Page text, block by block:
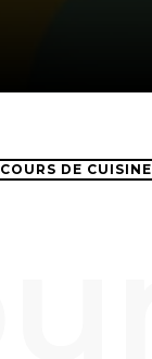
COURS DE CUISINE